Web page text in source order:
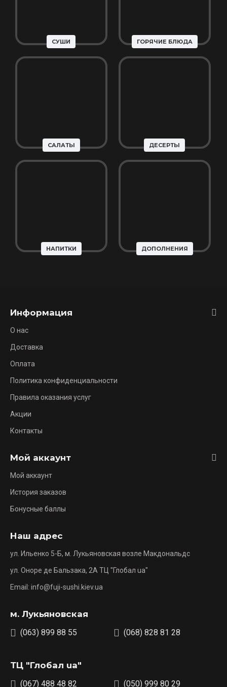
СУШИ ГОРЯЧИЕ БЛЮДА
САЛАТЫ ДЕСЕРТЫ
НАПИТКИ ДОПОЛНЕНИЯ
Информация
О нас
Доставка
Оплата
Политика конфиденциальности
Правила оказания услуг
Акции
Контакты
Мой аккаунт
Мой аккаунт
История заказов
Бонусные баллы
Наш адрес
ул. Ильенко 5-Б, м. Лукьяновская возле Макдональдс
ул. Оноре де Бальзака, 2А ТЦ "Глобал ua"
Email: info@fuji-sushi.kiev.ua
м. Лукьяновская
(063) 899 88 55 (068) 828 81 28
ТЦ "Глобал ua"
(067) 488 48 82 (050) 999 80 29